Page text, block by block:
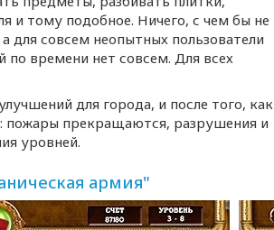
и тому подобное. Ничего, с чем бы не
для совсем неопытных пользователи
по времени нет совсем. Для всех
для города, и после того, как
пожары прекращаются, разрушения и
уровней.
армия"